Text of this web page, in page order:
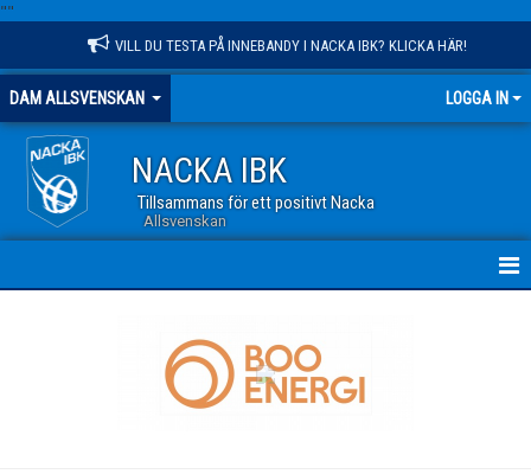
""
VILL DU TESTA PÅ INNEBANDY I NACKA IBK? KLICKA HÄR!
DAM ALLSVENSKAN LOGGA IN
NACKA IBK
Tillsammans för ett positivt Nacka
Allsvenskan